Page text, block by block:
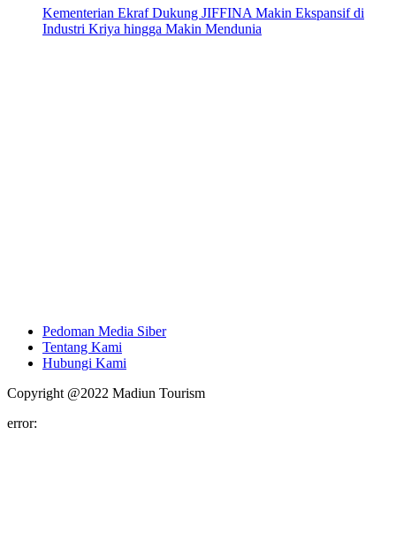
Kementerian Ekraf Dukung JIFFINA Makin Ekspansif di
Industri Kriya hingga Makin Mendunia
Pedoman Media Siber
Tentang Kami
Hubungi Kami
Copyright @2022 Madiun Tourism
error: